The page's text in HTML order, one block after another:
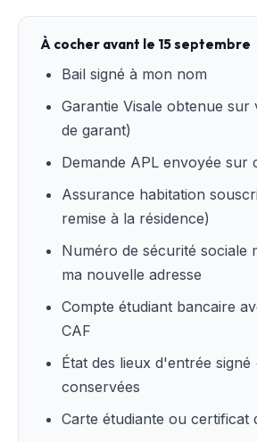
À cocher avant le 15 septembre
Bail signé à mon nom
Garantie Visale obtenue sur
de garant)
Demande APL envoyée sur
Assurance habitation
remise à la résidence)
Numéro de sécurité sociale
ma nouvelle adresse
Compte étudiant bancaire
CAF
État des lieux d'entrée
conservées
Carte étudiante ou certificat